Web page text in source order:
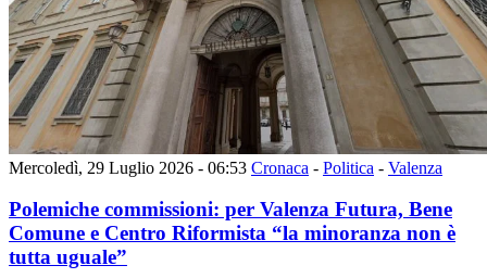
Mercoledì, 29 Luglio 2026 - 06:53 Cronaca - Politica - Valenza
Polemiche commissioni: per Valenza Futura, Bene
Comune e Centro Riformista “la minoranza non è
tutta uguale”